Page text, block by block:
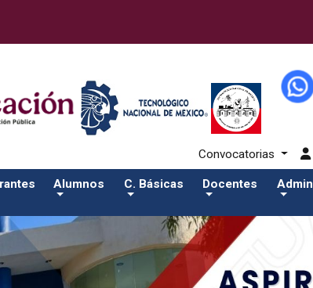
aspirantes/plantilla_tecnmSalida del comando:
Convocatorias
Alumnos C. Básicas Docentes Admin